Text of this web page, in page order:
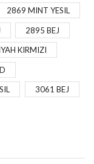
2869 MINT YESIL
2895 BEJ
KIRMIZI
3061 BEJ